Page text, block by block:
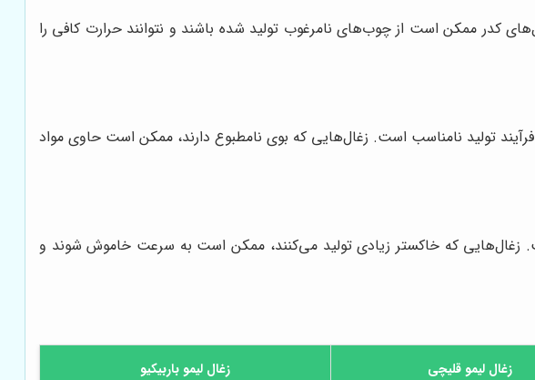
کدر ممکن است از چوب‌های نامرغوب تولید شده باشند و نتوانند حرارت کافی را
تولید نامناسب است. زغال‌هایی که بوی نامطبوع دارند، ممکن است حاوی مواد
زغال‌هایی که خاکستر زیادی تولید می‌کنند، ممکن است به سرعت خاموش شوند و
زغال لیمو قلیچی زغال لیمو باربیکیو